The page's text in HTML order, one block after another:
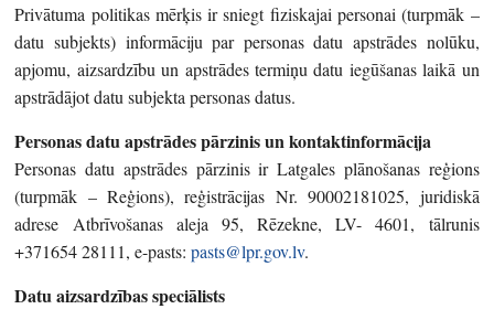
Privātuma politikas mērķis ir sniegt fiziskajai personai (turpmāk –
datu subjekts) informāciju par personas datu apstrādes nolūku,
apjomu, aizsardzību un apstrādes termiņu datu iegūšanas laikā un
apstrādājot datu subjekta personas datus.
Personas datu apstrādes pārzinis un kontaktinformācija
Personas datu apstrādes pārzinis ir Latgales plānošanas reģions
(turpmāk – Reģions), reģistrācijas Nr. 90002181025, juridiskā
adrese Atbrīvošanas aleja 95, Rēzekne, LV- 4601, tālrunis
+371654 28111, e-pasts:pasts@lpr.gov.lv.
Datu aizsardzības speciālists